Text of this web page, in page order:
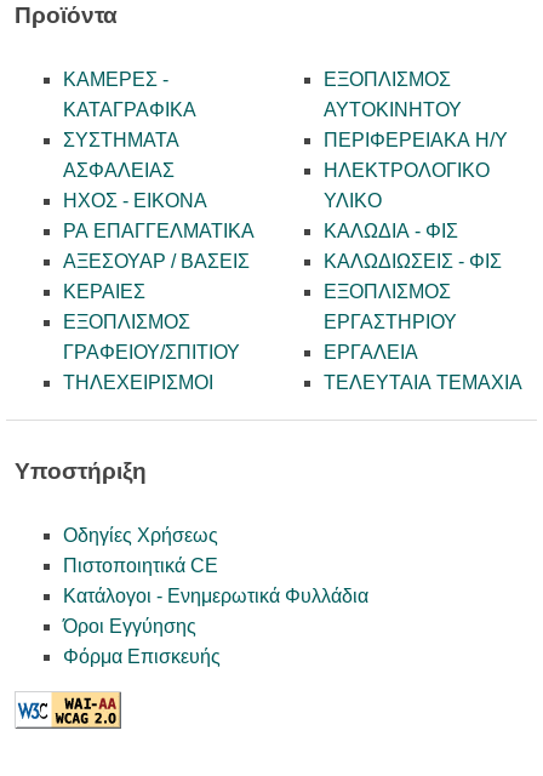
Προϊόντα
ΚΑΜΕΡΕΣ -
KATAΓΡΑΦΙΚΑ
ΣΥΣΤΗΜΑΤΑ
ΑΣΦΑΛΕΙΑΣ
ΗΧΟΣ - ΕΙΚΟΝΑ
PA ΕΠΑΓΓΕΛΜΑΤΙΚΑ
ΑΞΕΣΟΥΑΡ / ΒΑΣΕΙΣ
ΚΕΡΑΙΕΣ
ΕΞΟΠΛΙΣΜΟΣ
ΓΡΑΦΕΙΟΥ/ΣΠΙΤΙΟΥ
ΤΗΛΕΧΕΙΡΙΣΜΟΙ
ΕΞΟΠΛΙΣΜΟΣ
ΑΥΤΟΚΙΝΗΤΟΥ
ΠΕΡΙΦΕΡΕΙΑΚΑ Η/Υ
ΗΛΕΚΤΡΟΛΟΓΙΚΟ
ΥΛΙΚΟ
ΚΑΛΩΔΙΑ - ΦΙΣ
ΚΑΛΩΔΙΩΣΕΙΣ - ΦΙΣ
ΕΞΟΠΛΙΣΜΟΣ
ΕΡΓΑΣΤΗΡΙΟΥ
ΕΡΓΑΛΕΙΑ
ΤΕΛΕΥΤΑΙΑ ΤΕΜΑΧΙΑ
Υποστήριξη
Οδηγίες Χρήσεως
Πιστοποιητικά CE
Κατάλογοι - Ενημερωτικά Φυλλάδια
Όροι Εγγύησης
Φόρμα Επισκευής